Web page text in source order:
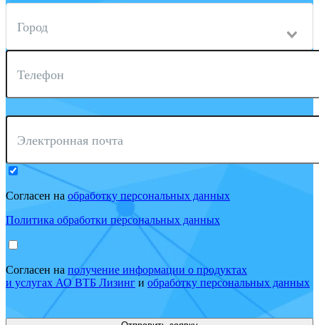
Город
Телефон
Электронная почта
Согласен на обработку персональных данных
Политика обработки персональных данных
Согласен на получение информации о продуктах
и услугах АО ВТБ Лизинг и обработку персональных данных